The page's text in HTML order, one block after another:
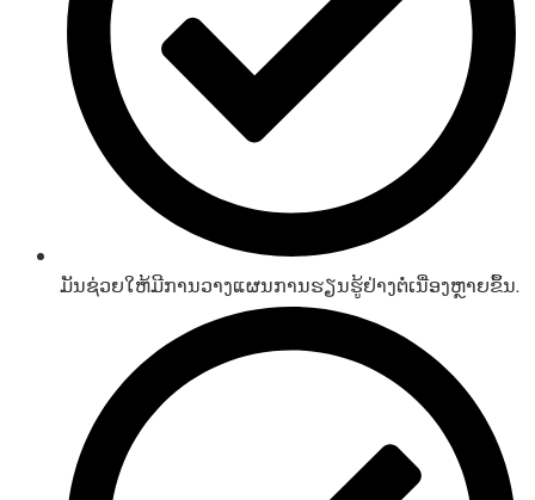
ມັນຊ່ວຍໃຫ້ມີການວາງແຜນການຮຽນຮູ້ຢ່າງຕໍ່ເນື່ອງຫຼາຍຂຶ້ນ.